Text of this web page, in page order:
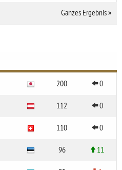
Ganzes Ergebnis»
200 0
112 0
110 0
96 11